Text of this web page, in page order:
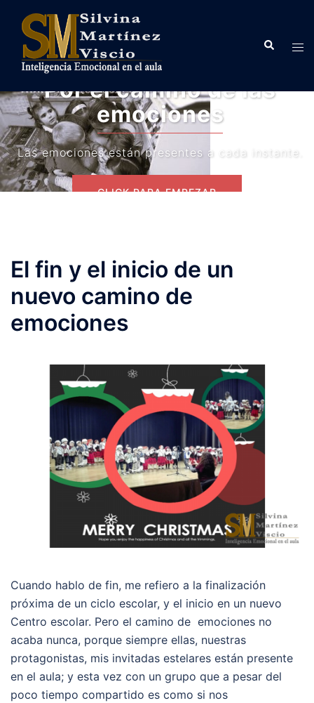
contenido
Buscar
Por el camino de las
emociones
Las emociones están presentes a cada instante.
CLICK PARA EMPEZAR
El fin y el inicio de un
nuevo camino de
emociones
Cuando hablo de fin, me refiero a la finalización
próxima de un ciclo escolar, y el inicio en un nuevo
Centro escolar. Pero el camino de emociones no
acaba nunca, porque siempre ellas, nuestras
protagonistas, mis invitadas estelares están presente
en el aula; y esta vez con un grupo que a pesar del
poco tiempo compartido es como si nos